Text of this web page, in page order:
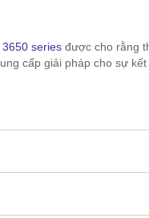
series được cho rằng
cấp giải pháp cho sự